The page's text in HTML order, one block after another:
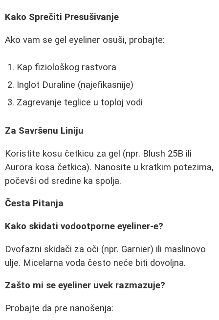
Kako Sprečiti Presušivanje
Ako vam se gel eyeliner osuši, probajte:
Kap fiziološkog rastvora
Inglot Duraline (najefikasnije)
Zagrevanje teglice u toploj vodi
Za Savršenu Liniju
Koristite kosu četkicu za gel (npr. Blush 25B ili
Aurora kosa četkica). Nanosite u kratkim potezima,
počevši od sredine ka spolja.
Česta Pitanja
Kako skidati vodootporne eyeliner-e?
Dvofazni skidači za oči (npr. Garnier) ili maslinovo
ulje. Micelarna voda često neće biti dovoljna.
Zašto mi se eyeliner uvek razmazuje?
Probajte da pre nanošenja: